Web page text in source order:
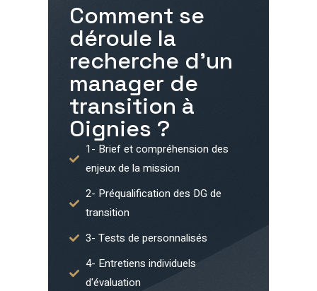
Comment se
déroule la
recherche d'un
manager de
transition à
Oignies ?
1- Brief et compréhension des
enjeux de la mission
2- Préqualification des DG de
transition
3- Tests de personnalisés
4- Entretiens individuels
d'évaluation